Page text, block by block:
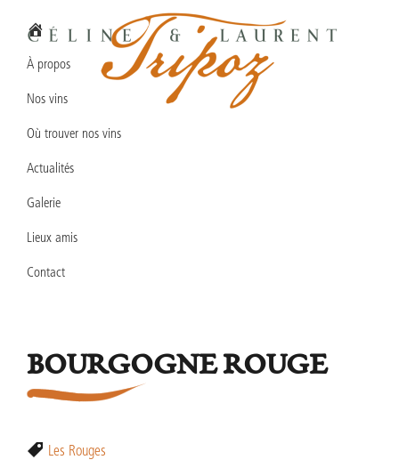
navigation
contenu
principal
Céline
Laurent
biodynamie
en
À propos
Nos vins
Où trouver nos vins
Actualités
Galerie
Lieux amis
Contact
BOURGOGNE ROUGE
Les Rouges